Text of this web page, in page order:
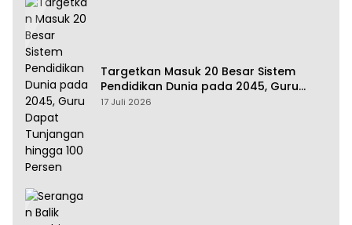
Targetkan Masuk 20 Besar Sistem
Pendidikan Dunia pada 2045, Guru
Dapat Tunjangan hingga 100 Persen
17 Juli 2026